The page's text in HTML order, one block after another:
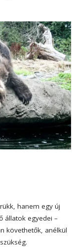
hanem egy új
állatok egyedei –
követhetők, anélkül